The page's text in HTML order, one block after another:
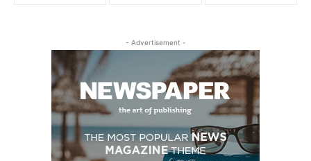
- Advertisement -